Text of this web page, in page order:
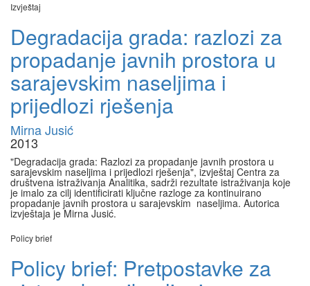
Izvještaj
Degradacija grada: razlozi za
propadanje javnih prostora u
sarajevskim naseljima i
prijedlozi rješenja
Mirna Jusić
2013
"Degradacija grada: Razlozi za propadanje javnih prostora u
sarajevskim naseljima i prijedlozi rješenja", izvještaj Centra za
društvena istraživanja Analitika, sadrži rezultate istraživanja koje
je imalo za cilj identificirati ključne razloge za kontinuirano
propadanje javnih prostora u sarajevskim naseljima. Autorica
izvještaja je Mirna Jusić.
Policy brief
Policy brief: Pretpostavke za